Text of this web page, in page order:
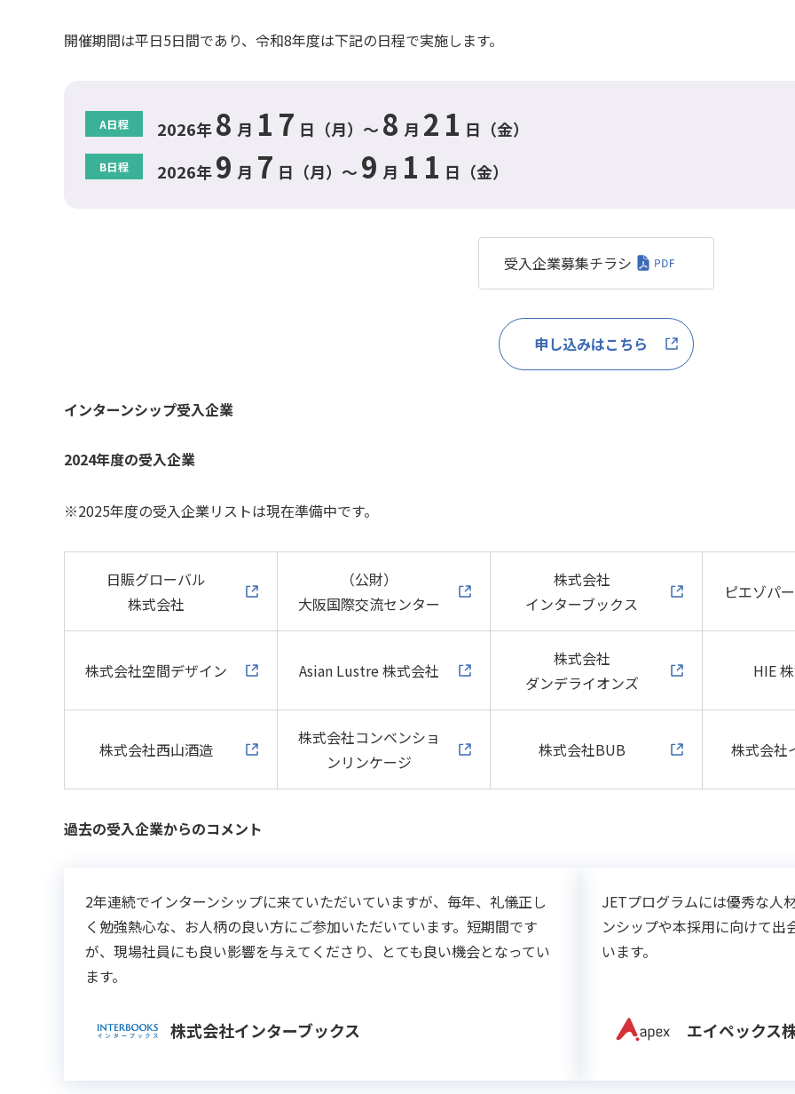
開催期間は平日5日間であり、令和8年度は下記の日程で実施します。
A日程 2026年8 月 17 日（月）～ 8 月 21 日（金）
B日程 2026年9 月 7 日（月）～ 9 月 11 日（金）
受入企業募集チラシ
申し込みはこちら
インターンシップ受入企業
2024年度の受入企業
※2025年度の受入企業リストは現在準備中です。
日賑グローバル
株式会社
（公財）
大阪国際交流センター
株式会社
インターブックス
ピエゾパ
株式会社空間デザイン Asian Lustre 株式会社
株式会社
ダンデライオンズ
HIE
株式会社西山酒造
株式会社コンベンショ
ンリンケージ
株式会社BUB 株式会社
過去の受入企業からのコメント
2年連続でインターンシップに来ていただいていますが、毎年、礼儀正し
く勉強熱心な、お人柄の良い方にご参加いただいています。短期間です
が、現場社員にも良い影響を与えてくださり、とても良い機会となってい
ます。
株式会社インターブックス
JETプログラムには優秀な人
ンシップや本採用に向けて
います。
エイペックス